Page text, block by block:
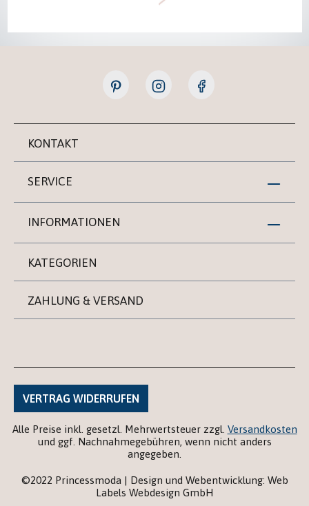
KONTAKT
SERVICE
INFORMATIONEN
KATEGORIEN
ZAHLUNG & VERSAND
VERTRAG WIDERRUFEN
Alle Preise inkl. gesetzl. Mehrwertsteuer zzgl. Versandkosten
und ggf. Nachnahmegebühren, wenn nicht anders
angegeben.
©2022 Princessmoda | Design und Webentwicklung: Web
Labels Webdesign GmbH